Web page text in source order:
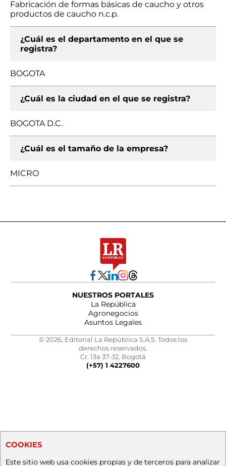
Fabricación de formas básicas de caucho y otros
productos de caucho n.c.p.
¿Cuál es el departamento en el que se
registra?
BOGOTA
¿Cuál es la ciudad en el que se registra?
BOGOTA D.C.
¿Cuál es el tamaño de la empresa?
MICRO
NUESTROS PORTALES
La República
Agronegocios
Asuntos Legales
© 2026, Editorial La República S.A.S. Todos los
derechos reservados.
Cr. 13a 37-32, Bogotá
(+57) 1 4227600
COOKIES
Este sitio web usa cookies propias y de terceros para analizar